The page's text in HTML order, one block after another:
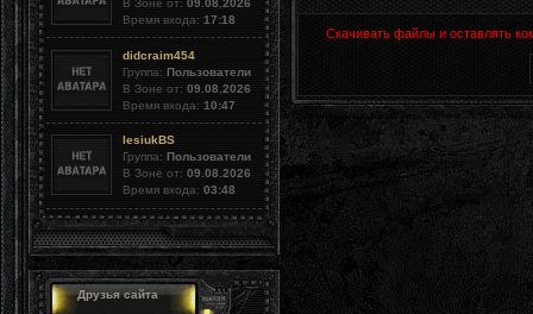
В Зоне от: 09.08.2026
Время входа: 17:18
didcraim454
Группа: Пользователи
В Зоне от: 09.08.2026
Время входа: 10:47
lesiukBS
Группа: Пользователи
В Зоне от: 09.08.2026
Время входа: 03:48
Друзья сайта
Скачивать файлы и оставлять